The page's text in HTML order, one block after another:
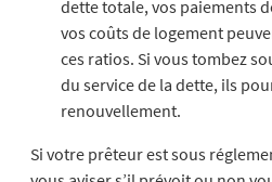
dette totale, vos paiements
vos coûts de logement
ces ratios. Si vous tombez
du service de la dette, ils
renouvellement.
Si votre prêteur est sous